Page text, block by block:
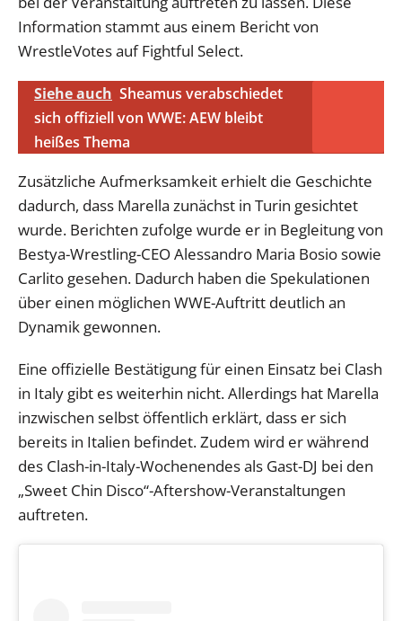
Information stammt aus einem Bericht von
WrestleVotes auf Fightful Select.
Siehe auch Sheamus verabschiedet
sich offiziell von WWE: AEW bleibt
heißes Thema
Zusätzliche Aufmerksamkeit erhielt die Geschichte
dadurch, dass Marella zunächst in Turin gesichtet
wurde. Berichten zufolge wurde er in Begleitung von
Bestya-Wrestling-CEO Alessandro Maria Bosio sowie
Carlito gesehen. Dadurch haben die Spekulationen
über einen möglichen WWE-Auftritt deutlich an
Dynamik gewonnen.
Eine offizielle Bestätigung für einen Einsatz bei Clash
in Italy gibt es weiterhin nicht. Allerdings hat Marella
inzwischen selbst öffentlich erklärt, dass er sich
bereits in Italien befindet. Zudem wird er während
des Clash-in-Italy-Wochenendes als Gast-DJ bei den
„Sweet Chin Disco“-Aftershow-Veranstaltungen
auftreten.